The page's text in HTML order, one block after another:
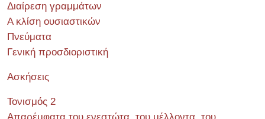
Διαίρεση γραμμάτων
Α κλίση ουσιαστικών
Πνεύματα
Γενική προσδιοριστική
Ασκήσεις
Τονισμός 2